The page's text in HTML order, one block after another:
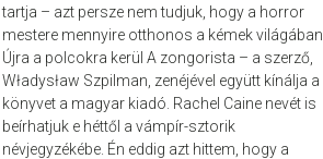
tartja – azt persze nem tudjuk, hogy a horror
mestere mennyire otthonos a kémek világában.
Újra a polcokra kerül A zongorista – a szerző,
Władysław Szpilman, zenéjével együtt kínálja a
könyvet a magyar kiadó. Rachel Caine nevét is
beírhatjuk e héttől a vámpír-sztorik
névjegyzékébe. Én eddig azt hittem, hogy a